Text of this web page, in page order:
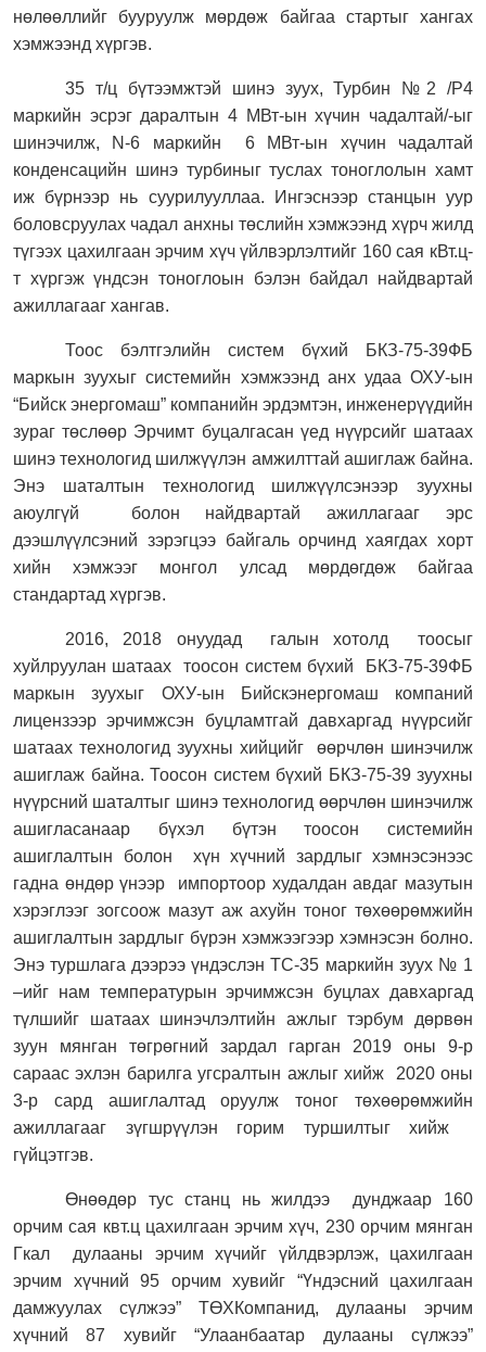
нөлөөллийг бууруулж мөрдөж байгаа стартыг хангах
хэмжээнд хүргэв.
35 т/ц бүтээмжтэй шинэ зуух, Турбин №2 /Р4
маркийн эсрэг даралтын 4 МВт-ын хүчин чадалтай/-ыг
шинэчилж,
N-6 маркийн
6 МВт-ын хүчин чадалтай
конденсацийн шинэ турбиныг туслах тоноглолын хамт
иж бүрнээр нь суурилууллаа. Ингэснээр станцын уур
боловсруулах чадал анхны төслийн хэмжээнд хүрч жилд
түгээх цахилгаан эрчим хүч үйлвэрлэлтийг 160 сая кВт.ц-
т хүргэж үндсэн тоноглоын бэлэн байдал найдвартай
ажиллагааг хангав.
Тоос бэлтгэлийн систем бүхий БКЗ-75-39ФБ
маркын зуухыг системийн хэмжээнд анх удаа ОХУ-ын
“Бийск энергомаш” компанийн эрдэмтэн, инженерүүдийн
зураг төслөөр Эрчимт буцалгасан үед нүүрсийг шатаах
шинэ технологид шилжүүлэн амжилттай ашиглаж байна.
Энэ шаталтын технологид шилжүүлсэнээр зуухны
аюулгүй
болон найдвартай ажиллагааг эрс
дээшлүүлсэний зэрэгцээ байгаль орчинд хаягдах хорт
хийн хэмжээг монгол улсад мөрдөгдөж байгаа
стандартад хүргэв.
2016, 2018 онуудад галын хотолд
тоосыг
хуйлруулан шатаах
тоосон систем бүхий
БКЗ-75-39ФБ
маркын зуухыг ОХУ-ын Бийскэнергомаш компаний
лицензээр эрчимжсэн буцламтгай
давхаргад нүүрсийг
шатаах технологид зуухны хийцийг
өөрчлөн шинэчилж
ашиглаж байна. Тоосон систем бүхий БКЗ-75-39 зуухны
нүүрсний шаталтыг шинэ технологид өөрчлөн шинэчилж
ашигласанаар бүхэл бүтэн тоосон системийн
ашиглалтын болон
хүн хүчний
зардлыг хэмнэсэнээс
гадна өндөр үнээр
импортоор худалдан авдаг мазутын
хэрэглээг зогсоож мазут аж ахуйн тоног төхөөрөмжийн
ашиглалтын зардлыг бүрэн хэмжээгээр хэмнэсэн болно.
Энэ туршлага дээрээ үндэслэн ТС-35 маркийн зуух № 1
–ийг нам температурын эрчимжсэн буцлах давхаргад
түлшийг шатаах шинэчлэлтийн ажлыг тэрбум дөрвөн
зуун мянган төгрөгний зардал гарган 2019 оны 9-р
сараас эхлэн барилга угсралтын ажлыг хийж
2020 оны
3-р сард ашиглалтад оруулж тоног төхөөрөмжийн
ажиллагааг зүгшрүүлэн горим туршилтыг хийж
гүйцэтгэв.
Өнөөдөр тус станц нь жилдээ
дунджаар 160
орчим сая квт.ц цахилгаан эрчим хүч, 230 орчим мянган
Гкал
дулааны эрчим хүчийг үйлдвэрлэж, цахилгаан
эрчим хүчний 95 орчим хувийг “Үндэсний цахилгаан
дамжуулах сүлжээ” ТӨХКомпанид, дулааны эрчим
хүчний 87 хувийг “Улаанбаатар дулааны сүлжээ”